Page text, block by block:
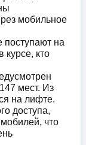
мобильное
поступают на
курсе, кто
мест. Из
на лифте.
доступа,
что